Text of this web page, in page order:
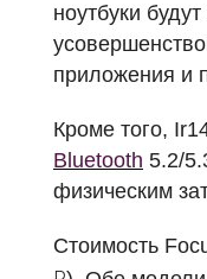
ноутбуки
приложения и
Кроме того,
Bluetooth 5.2/
физическим
Стоимость